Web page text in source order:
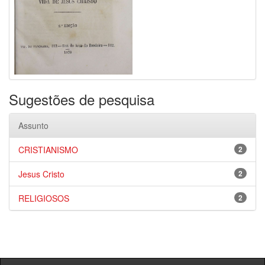
Sugestões de pesquisa
Assunto
2
CRISTIANISMO
2
Jesus Cristo
2
RELIGIOSOS